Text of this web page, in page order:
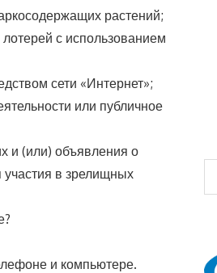
растений;
с использованием
сети «Интернет»;
или публичное
и (или) объявления о
участия в зрелищных
и компьютере.